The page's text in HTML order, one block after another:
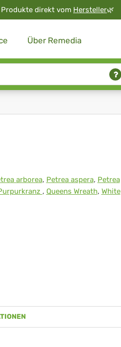
direkt vom Hersteller🌿
Über Remedia
arborea, Petrea aspera, Petrea
, Queens Wreath, White